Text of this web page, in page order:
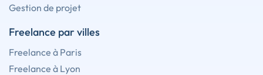
Gestion de projet
Freelance par villes
Freelance à Paris
Freelance à Lyon